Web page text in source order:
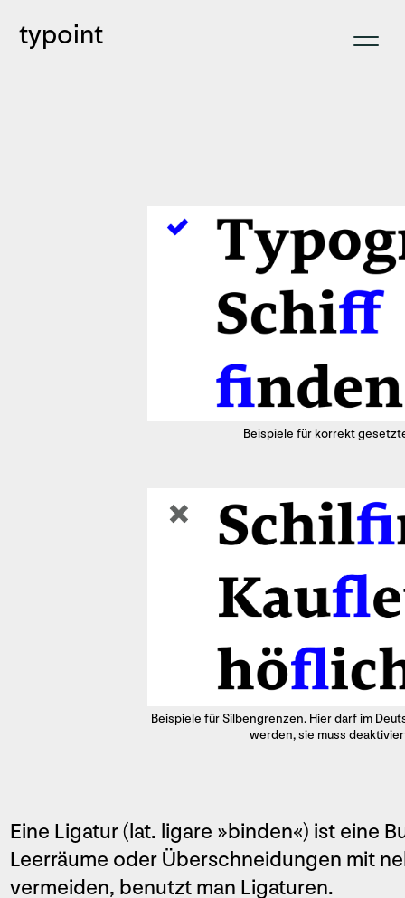
typoint
Beispiele für korrekt
Beispiele für Silbengrenzen. Hier darf im
werden, sie muss
Eine Ligatur (lat. ligare »binden«) ist eine
Leerräume oder Überschneidungen mit
vermeiden, benutzt man Ligaturen.